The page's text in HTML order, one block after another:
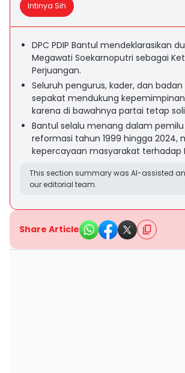
Intinya Sih
DPC PDIP Bantul mendeklarasikan
Megawati Soekarnoputri sebagai
Perjuangan.
Seluruh pengurus, kader, dan
sepakat mendukung
karena di bawahnya partai tetap
Bantul selalu menang dalam
reformasi tahun 1999 hingga 2024,
kepercayaan masyarakat terhadap
This section summary was AI-assisted
our editorial team.
Share Article